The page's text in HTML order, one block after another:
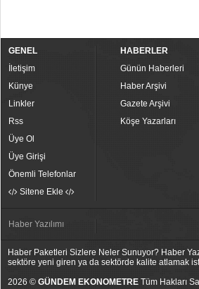
GENEL
İletişim
Künye
Linkler
Rss
Üye Ol
Üye Girişi
Önemli Telefonlar
Sitene Ekle
HABERLER
Günün Haberleri
Haber Arşivi
Gazete Arşivi
Köşe Yazarları
Haber Yazılımı
Haber Paketleri Sizlere Neler Sunuyor? Haber
sektöre yeni giren ya da sektörde kalite atlamak
2026 © GÜNDEM EKONOMETRE Tüm Hakları